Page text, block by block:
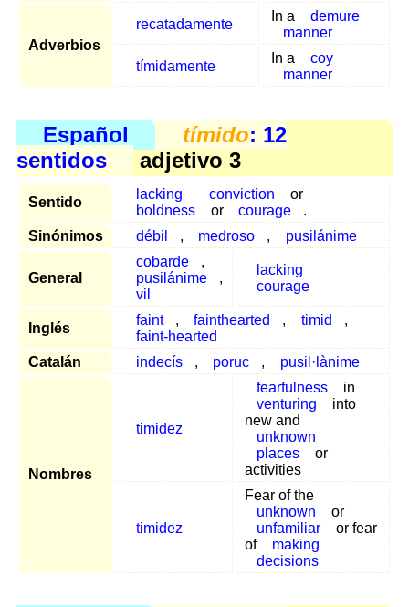
Adverbios
recatadamente
In a
demure
manner
tímidamente
In a
coy
manner
Español tímido: 12
sentidos
adjetivo 3
Sentido
lacking conviction
or
boldness
or courage
.
Sinónimos
débil , medroso , pusilánime
General
cobarde
,
pusilánime
,
vil
lacking
courage
Inglés
faint , fainthearted , timid
,
faint-hearted
Catalán
indecís , poruc , pusil·lànime
Nombres
timidez
fearfulness
in
venturing
into
new and
unknown
places
or
activities
timidez
Fear of the
unknown
or
unfamiliar
or fear
of
making
decisions